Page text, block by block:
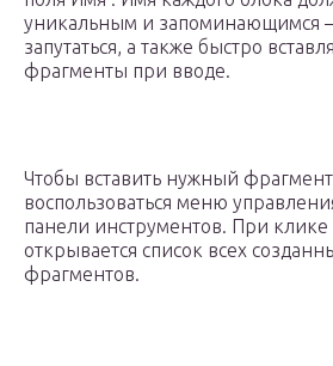
уникальным и запоминающимся
запутаться, а также быстро
фрагменты при вводе.
Чтобы вставить нужный
воспользоваться меню
панели инструментов. При клике
открывается список всех
фрагментов.